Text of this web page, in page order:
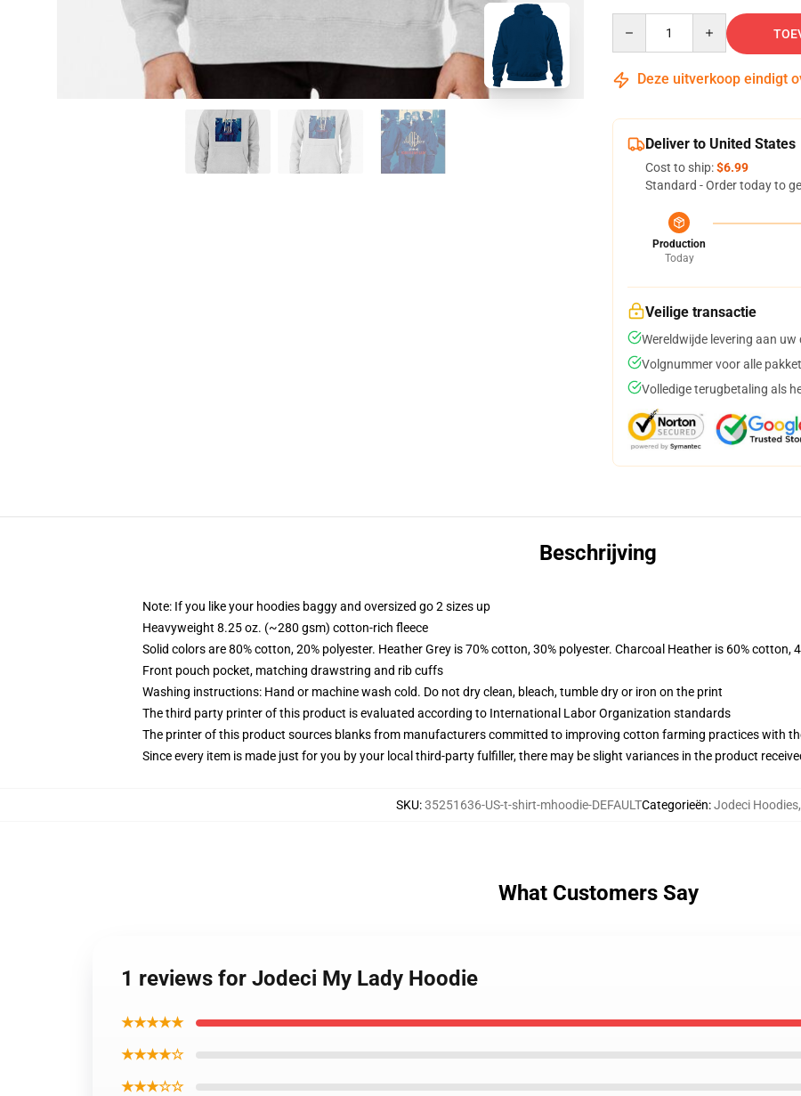
Deze uitverkoop eindigt
Deliver to United States
Cost to ship:$6.99
Standard - Order today to
Production
Today
Veilige transactie
Wereldwijde levering aan uw
Volgnummer voor alle
Volledige terugbetaling als
Beschrijving
Note: If you like your hoodies baggy and oversized go 2 sizes up
Heavyweight 8.25 oz. (~280 gsm) cotton-rich fleece
Solid colors are 80% cotton, 20% polyester. Heather Grey is 70% cotton, 30% polyester. Charcoal Heather is 60% cotton,
Front pouch pocket, matching drawstring and rib cuffs
Washing instructions: Hand or machine wash cold. Do not dry clean, bleach, tumble dry or iron on the print
The third party printer of this product is evaluated according to International Labor Organization standards
The printer of this product sources blanks from manufacturers committed to improving cotton farming practices with
Since every item is made just for you by your local third-party fulfiller, there may be slight variances in the product
SKU:35251636-US-t-shirt-mhoodie-DEFAULTCategorieën:Jodeci Hoodies,
What Customers Say
1 reviews for Jodeci My Lady Hoodie
★★★★★
★★★★☆
★★★☆☆